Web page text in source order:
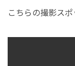
こちらの撮影スポ